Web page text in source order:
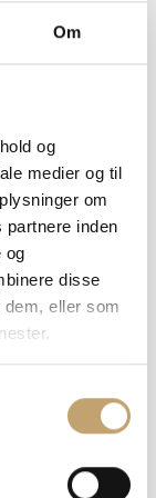
Om
og
medier og til
om
inden
og
disse
eller som
du heller
samlet